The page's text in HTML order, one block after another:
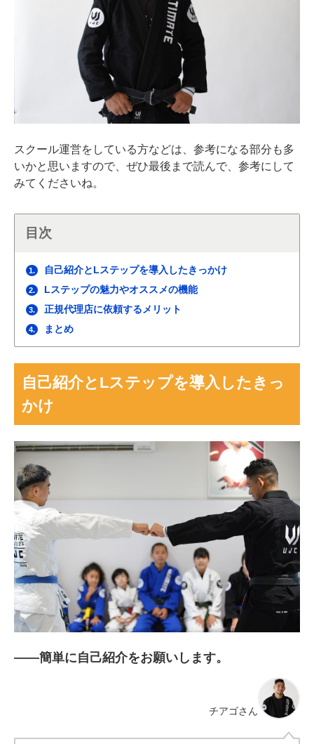
スクール運営をしている方などは、参考になる部分も多
いかと思いますので、ぜひ最後まで読んで、参考にして
みてくださいね。
目次
1. 自己紹介とLステップを導入したきっかけ
2. Lステップの魅力やオススメの機能
3. 正規代理店に依頼するメリット
4. まとめ
自己紹介とLステップを導入したきっ
かけ
――簡単に自己紹介をお願いします。
チアゴさん